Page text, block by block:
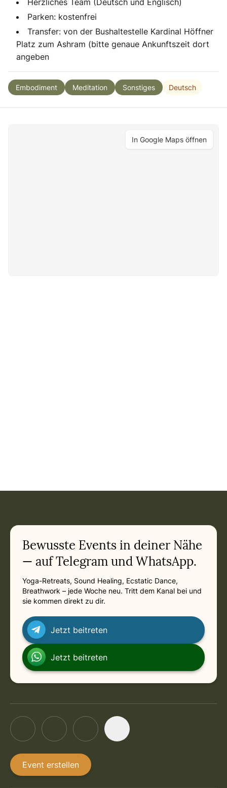
Herzliches Team (Deutsch und Englisch)
Parken: kostenfrei
Transfer: von der Bushaltestelle Kardinal Höffner
Platz zum Ashram (bitte genaue Ankunftszeit dort
angeben
Embodiment Meditation Sonstiges Deutsch
In Google Maps öffnen
Related appointments
Bewusste Events in deiner Nähe
— auf Telegram und WhatsApp.
Yoga-Retreats, Sound Healing, Ecstatic Dance,
Breathwork – jede Woche neu. Tritt dem Kanal bei und
sie kommen direkt zu dir.
Jetzt beitreten
Jetzt beitreten
Event erstellen